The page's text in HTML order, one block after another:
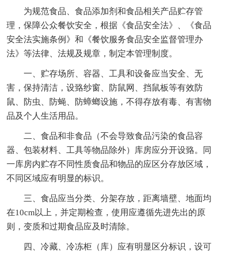
为规范食品、食品添加剂和食品相关产品贮存管
理，保障公众餐饮安全，根据《食品安全法》、《食品
安全法实施条例》和《餐饮服务食品安全监督管理办
法》等法律、法规及规章，制定本管理制度。
一、贮存场所、容器、工具和设备应当安全、无
害，保持清洁，设臵纱窗、防鼠网、挡鼠板等有效防
鼠、防虫、防蝇、防蟑螂设施，不得存放有毒、有害物
品及个人生活用品。
二、食品和非食品（不会导致食品污染的食品容
器、包装材料、工具等物品除外）库房应分开设臵。同
一库房内贮存不同性质食品和物品的应区分存放区域，
不同区域应有明显的标识。
三、食品应当分类、分架存放，距离墙壁、地面均
在10cm以上，并定期检查，使用应遵循先进先出的原
则，变质和过期食品应及时清除。
四、冷藏、冷冻柜（库）应有明显区分标识，设可